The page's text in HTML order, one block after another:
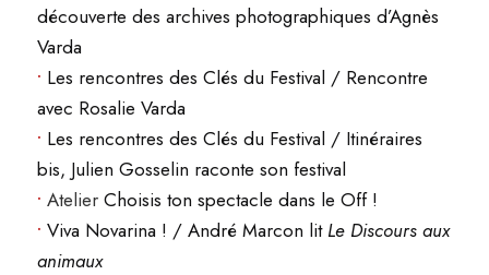
découverte des archives photographiques d’Agnès
Varda
• Les rencontres des Clés du Festival / Rencontre
avec Rosalie Varda
• Les rencontres des Clés du Festival / Itinéraires
bis, Julien Gosselin raconte son festival
• Atelier Choisis ton spectacle dans le Off !
• Viva Novarina ! / André Marcon lit Le Discours aux
animaux